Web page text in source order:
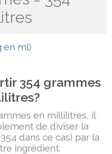
en ml)
354 grammes
en millilitres, il
de diviser la
dans ce cas) par la
ingrédient.